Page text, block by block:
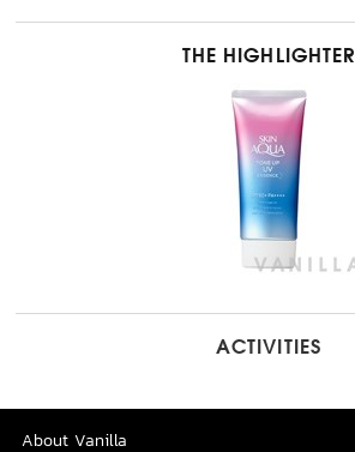
THE HIGHLIGHTER
ACTIVITIES
About Vanilla